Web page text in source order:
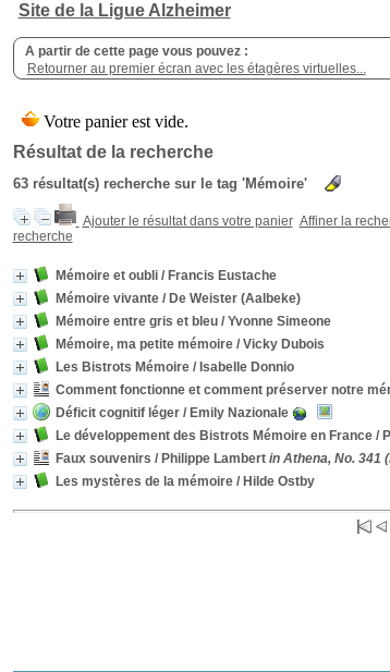
Site de la Ligue Alzheimer
A partir de cette page vous pouvez :
Retourner au premier écran avec les étagères virtuelles...
Résultat de la recherche
63 résultat(s) recherche sur le tag 'Mémoire'
Ajouter le résultat dans votre panier Affiner la
recherche
Mémoire et oubli/ Francis Eustache
Mémoire vivante/ De Weister (Aalbeke)
Mémoire entre gris et bleu/ Yvonne Simeone
Mémoire, ma petite mémoire/ Vicky Dubois
Les Bistrots Mémoire/ Isabelle Donnio
Comment fonctionne et comment préserver notre
Déficit cognitif léger/ Emily Nazionale
Le développement des Bistrots Mémoire en France/
Faux souvenirs / Philippe Lambert in Athena, No. 341
Les mystères de la mémoire/ Hilde Ostby